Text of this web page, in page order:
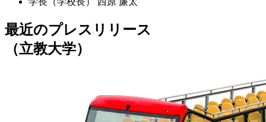
最近のプレスリリース
（立教大学）